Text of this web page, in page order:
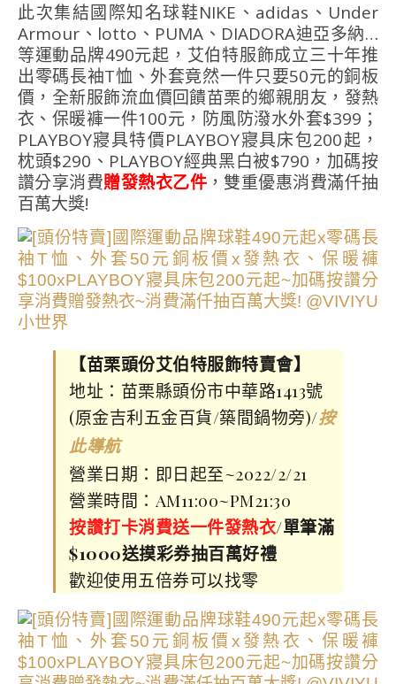
此次集結國際知名球鞋NIKE、adidas、Under
Armour、lotto、PUMA、DIADORA迪亞多納…
等運動品牌490元起，艾伯特服飾成立三十年推
出零碼長袖T恤、外套竟然一件只要50元的銅板
價，全新服飾流血價回饋苗栗的鄉親朋友，發熱
衣、保暖褲一件100元，防風防潑水外套$399；
PLAYBOY寢具特價PLAYBOY寢具床包200起，
枕頭$290、PLAYBOY經典黑白被$790，加碼按
讚分享消費贈發熱衣乙件，雙重優惠消費滿仟抽
百萬大獎!
【苗栗頭份艾伯特服飾特賣會】
地址：苗栗縣頭份市中華路1413號
(原金吉利五金百貨/築間鍋物旁)/按
此導航
營業日期：即日起至~2022/2/21
營業時間：AM11:00~PM21:30
按讚打卡消費送一件發熱衣/單筆滿
$1000送摸彩券抽百萬好禮
歡迎使用五倍券可以找零